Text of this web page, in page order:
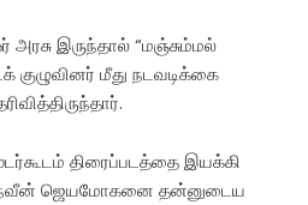
அரசு இருந்தால் “மஞ்சும்மல்
குழுவினர் மீது நடவடிக்கை
திரைப்படத்தை இயக்கி
நவீன் ஜெயமோகனை தன்னுடைய